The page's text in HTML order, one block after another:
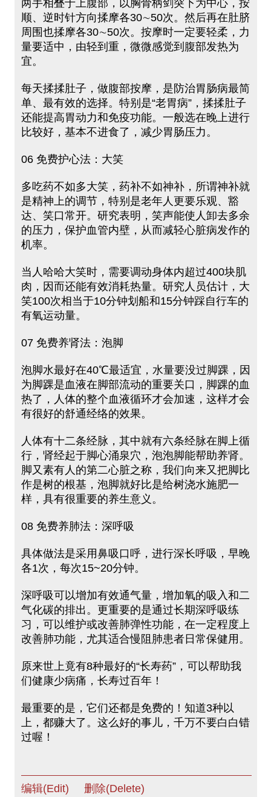
两手相叠于上腹部，以胸骨柄剑突下为中心，按
顺、逆时针方向揉摩各30∼50次。然后再在肚脐
周围也揉摩各30∼50次。按摩时一定要轻柔，力
量要适中，由轻到重，微微感觉到腹部发热为
宜。
每天揉揉肚子，做腹部按摩，是防治胃肠病最简
单、最有效的选择。特别是“老胃病”，揉揉肚子
还能提高胃动力和免疫功能。一般选在晚上进行
比较好，基本不进食了，减少胃肠压力。
06 免费护心法：大笑
多吃药不如多大笑，药补不如神补，所谓神补就
是精神上的调节，特别是老年人更要乐观、豁
达、笑口常开。研究表明，笑声能使人卸去多余
的压力，保护血管内壁，从而减轻心脏病发作的
机率。
当人哈哈大笑时，需要调动身体内超过400块肌
肉，因而还能有效消耗热量。研究人员估计，大
笑100次相当于10分钟划船和15分钟踩自行车的
有氧运动量。
07 免费养肾法：泡脚
泡脚水最好在40℃最适宜，水量要没过脚踝，因
为脚踝是血液在脚部流动的重要关口，脚踝的血
热了，人体的整个血液循环才会加速，这样才会
有很好的舒通经络的效果。
人体有十二条经脉，其中就有六条经脉在脚上循
行，肾经起于脚心涌泉穴，泡泡脚能帮助养肾。
脚又素有人的第二心脏之称，我们向来又把脚比
作是树的根基，泡脚就好比是给树浇水施肥一
样，具有很重要的养生意义。
08 免费养肺法：深呼吸
具体做法是采用鼻吸口呼，进行深长呼吸，早晚
各1次，每次15~20分钟。
深呼吸可以增加有效通气量，增加氧的吸入和二
气化碳的排出。更重要的是通过长期深呼吸练
习，可以维护或改善肺弹性功能，在一定程度上
改善肺功能，尤其适合慢阻肺患者日常保健用。
原来世上竟有8种最好的“长寿药”，可以帮助我
们健康少病痛，长寿过百年！
最重要的是，它们还都是免费的！知道3种以
上，都赚大了。这么好的事儿，千万不要白白错
过喔！
编辑(Edit) 删除(Delete)